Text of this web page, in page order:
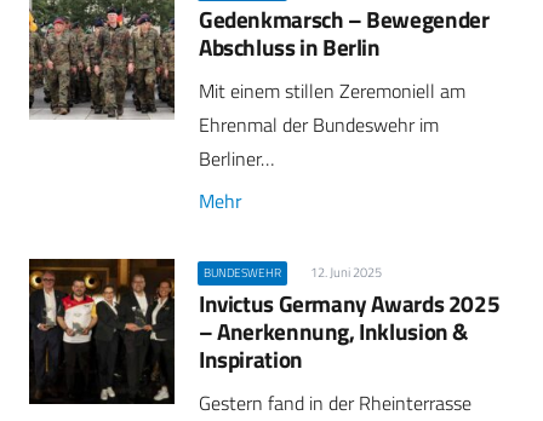
Gedenkmarsch – Bewegender
Abschluss in Berlin
Mit einem stillen Zeremoniell am
Ehrenmal der Bundeswehr im
Berliner…
Mehr
BUNDESWEHR 12. Juni 2025
Invictus Germany Awards 2025
– Anerkennung, Inklusion &
Inspiration
Gestern fand in der Rheinterrasse